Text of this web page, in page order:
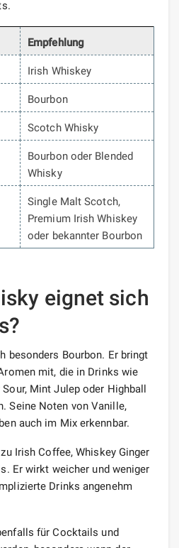
Empfehlung
Irish Whiskey
Bourbon
Scotch Whisky
Bourbon oder Blended
Whisky
Single Malt Scotch,
Premium Irish Whiskey
oder bekannter Bourbon
eignet sich
besonders Bourbon. Er bringt
mit, die in Drinks wie
Mint Julep oder Highball
Seine Noten von Vanille,
auch im Mix erkennbar.
Irish Coffee, Whiskey Ginger
Er wirkt weicher und weniger
Drinks angenehm
für Cocktails und